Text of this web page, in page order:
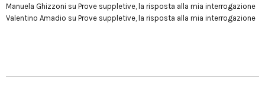
Manuela Ghizzoni su Prove suppletive, la risposta alla mia interrogazione
Valentino Amadio su Prove suppletive, la risposta alla mia interrogazione